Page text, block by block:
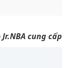
cung cấp